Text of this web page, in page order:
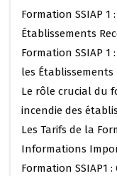
Formation SSIAP
Établissements
Formation SSIAP
les
Le rôle crucial du
incendie des
Les Tarifs de la
Informations
Formation SSIAP1